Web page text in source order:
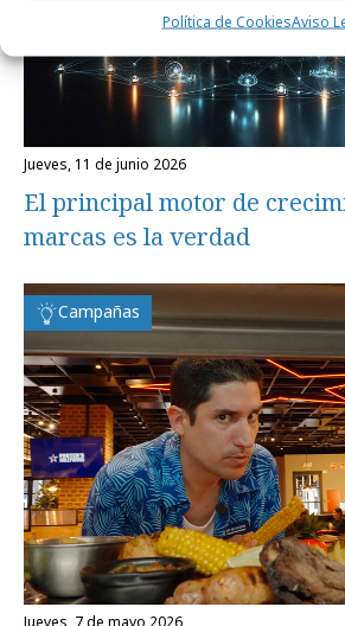
Política de CookiesAviso
jueves, 11 de junio 2026
El principal motor de
marcas es la verdad
Campañas
jueves, 7 de mayo 2026